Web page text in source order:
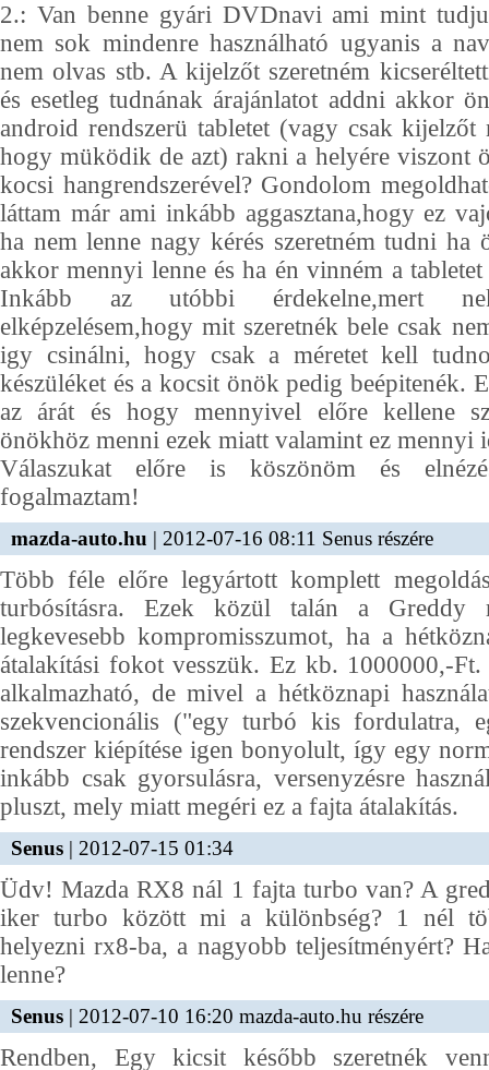
2.: Van benne gyári DVDnavi ami mint
nem sok mindenre használható ugyanis a
nem olvas stb. A kijelzőt szeretném
és esetleg tudnának árajánlatot addni akkor
android rendszerü tabletet (vagy csak kijelzőt
hogy müködik de azt) rakni a helyére viszont
kocsi hangrendszerével? Gondolom
láttam már ami inkább aggasztana,hogy ez
ha nem lenne nagy kérés szeretném tudni ha
akkor mennyi lenne és ha én vinném a
Inkább az utóbbi érdekelne,mert
elképzelésem,hogy mit szeretnék bele csak
igy csinálni, hogy csak a méretet kell
készüléket és a kocsit önök pedig beépitenék.
az árát és hogy mennyivel előre kellene
önökhöz menni ezek miatt valamint ez mennyi
Válaszukat előre is köszönöm és
fogalmaztam!
mazda-auto.hu | 2012-07-16 08:11 Senus részére
Több féle előre legyártott komplett
turbósításra. Ezek közül talán a Greddy
legkevesebb kompromisszumot, ha a
átalakítási fokot vesszük. Ez kb. 1000000,-
alkalmazható, de mivel a hétköznapi
szekvencionális ("egy turbó kis fordulatra,
rendszer kiépítése igen bonyolult, így egy
inkább csak gyorsulásra, versenyzésre
pluszt, mely miatt megéri ez a fajta átalakítás.
Senus | 2012-07-15 01:34
Üdv! Mazda RX8 nál 1 fajta turbo van? A
iker turbo között mi a különbség? 1 nél
helyezni rx8-ba, a nagyobb teljesítményért?
lenne?
Senus | 2012-07-10 16:20 mazda-auto.hu részére
Rendben, Egy kicsit később szeretnék